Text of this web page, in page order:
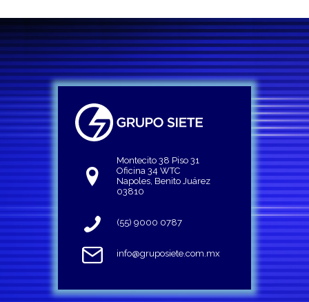
Montecito 38 Piso 31
Oficina 34 WTC
Napoles, Benito Juárez
03810
(55) 9000 0787
info@gruposiete.com.mx